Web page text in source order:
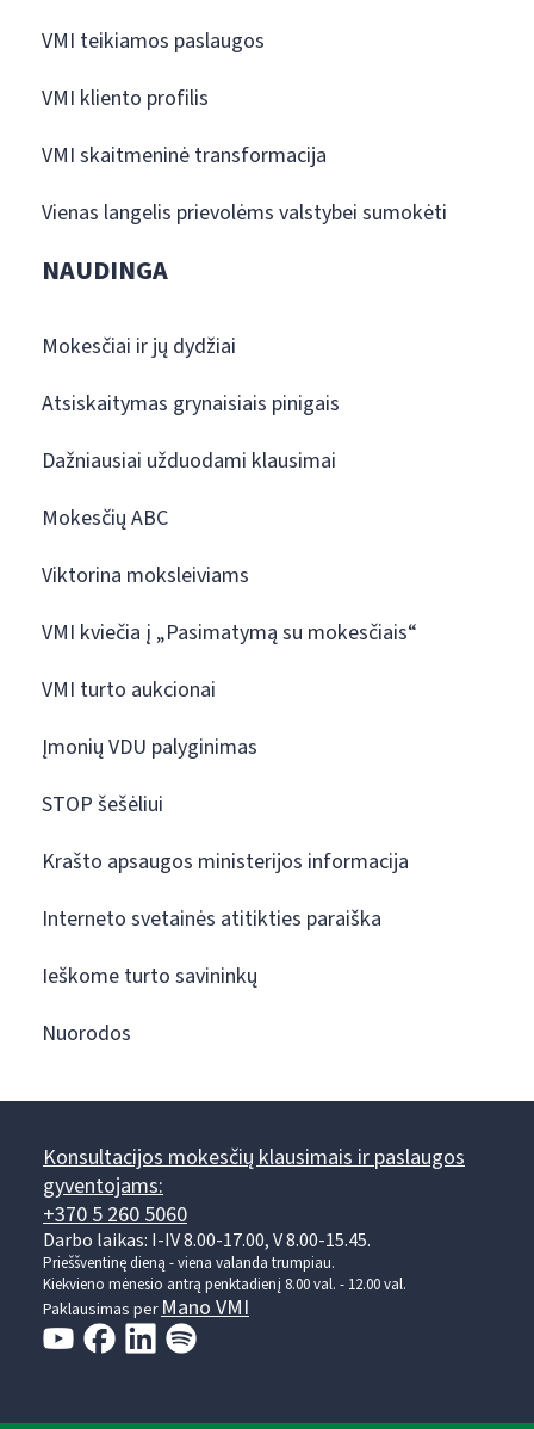
VMI teikiamos paslaugos
VMI kliento profilis
VMI skaitmeninė transformacija
Vienas langelis prievolėms valstybei sumokėti
NAUDINGA
Mokesčiai ir jų dydžiai
Atsiskaitymas grynaisiais pinigais
Dažniausiai užduodami klausimai
Mokesčių ABC
Viktorina moksleiviams
VMI kviečia į „Pasimatymą su mokesčiais“
VMI turto aukcionai
Įmonių VDU palyginimas
STOP šešėliui
Krašto apsaugos ministerijos informacija
Interneto svetainės atitikties paraiška
Ieškome turto savininkų
Nuorodos
Konsultacijos mokesčių klausimais ir paslaugos
gyventojams:
+370 5 260 5060
Darbo laikas: I-IV 8.00-17.00, V 8.00-15.45.
Prieššventinę dieną - viena valanda trumpiau.
Kiekvieno mėnesio antrą penktadienį 8.00 val. - 12.00 val.
Paklausimas perMano VMI